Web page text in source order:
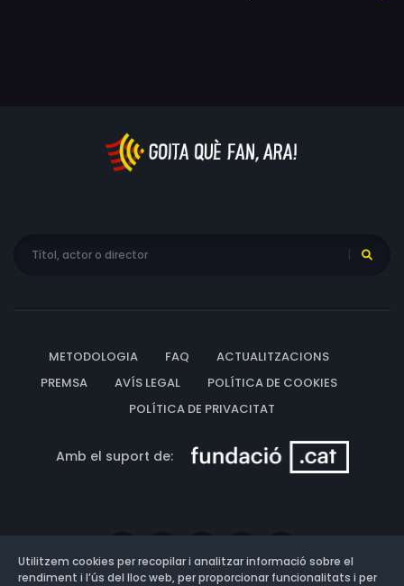
METODOLOGIA FAQ
ACTUALITZACIONS
PREMSA
AVÍS LEGAL
POLÍTICA DE COOKIES
POLÍTICA DE PRIVACITAT
Amb el suport de:
Utilitzem cookies per recopilar i analitzar informació sobre el
rendiment i l’ús del lloc web, per proporcionar funcionalitats i per